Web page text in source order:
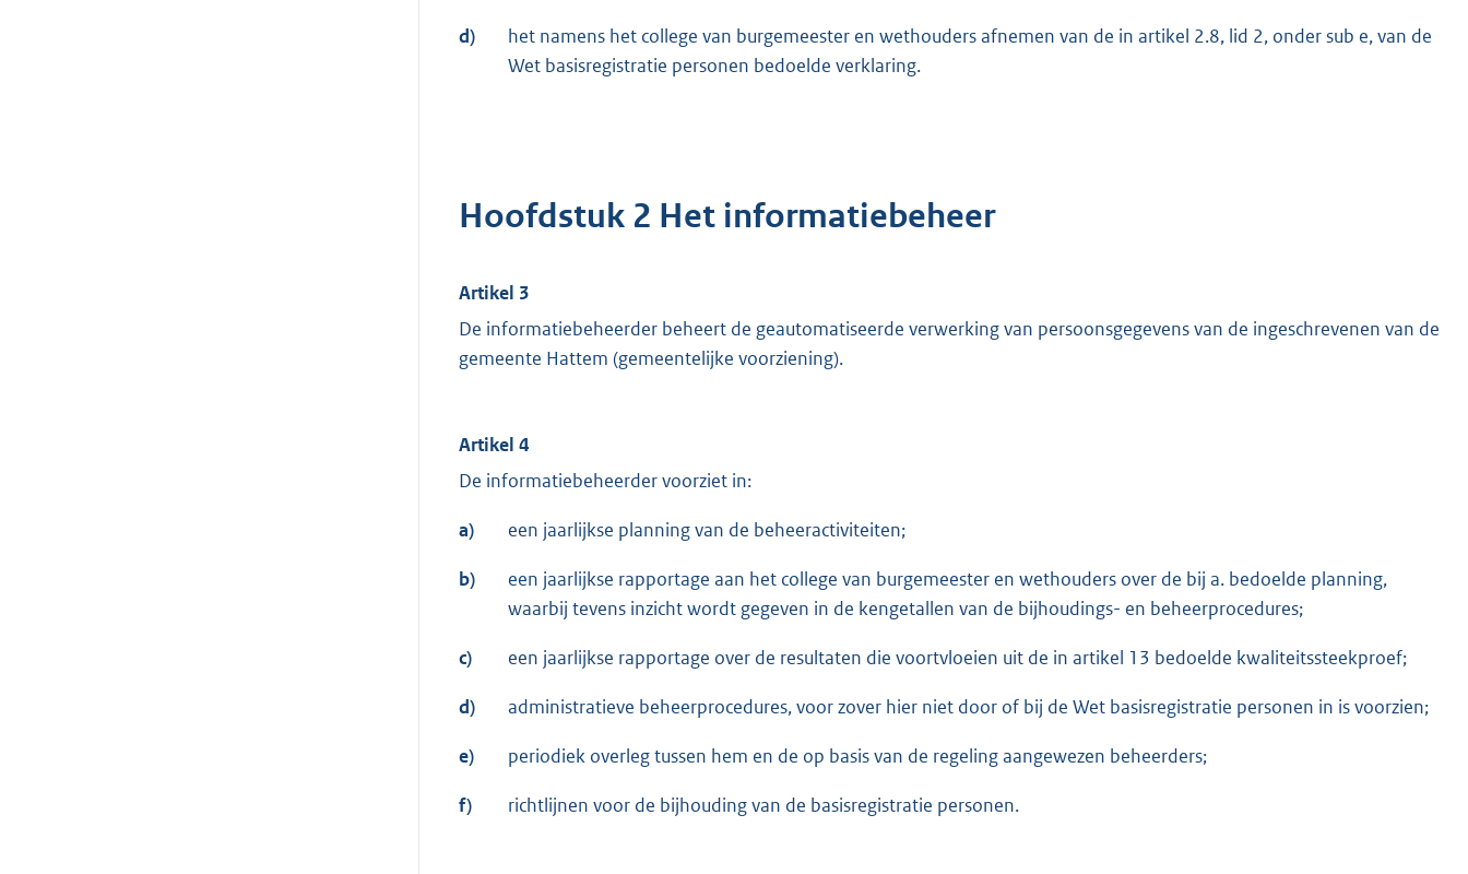
d)
het namens het college van burgemeester en wethouders afnemen van de in artikel 2.8, lid 2, onder sub e, van de
Wet basisregistratie personen bedoelde verklaring.
Hoofdstuk 2 Het informatiebeheer
Artikel 3
De informatiebeheerder beheert de geautomatiseerde verwerking van persoonsgegevens van de ingeschrevenen van de
gemeente Hattem (gemeentelijke voorziening).
Artikel 4
De informatiebeheerder voorziet in:
a) een jaarlijkse planning van de beheeractiviteiten;
b)
een jaarlijkse rapportage aan het college van burgemeester en wethouders over de bij a. bedoelde planning,
waarbij tevens inzicht wordt gegeven in de kengetallen van de bijhoudings- en beheerprocedures;
c) een jaarlijkse rapportage over de resultaten die voortvloeien uit de in artikel 13 bedoelde kwaliteitssteekproef;
d) administratieve beheerprocedures, voor zover hier niet door of bij de Wet basisregistratie personen in is voorzien;
e) periodiek overleg tussen hem en de op basis van de regeling aangewezen beheerders;
f) richtlijnen voor de bijhouding van de basisregistratie personen.